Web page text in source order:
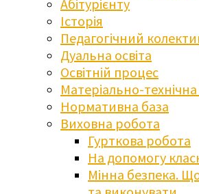
Абітурієнту
Історія
Педагогічний
Дуальна освіта
Освітній процес
Матеріально-
Нормативна база
Виховна робота
Гурткова робота
На допомогу
Мінна безпека.